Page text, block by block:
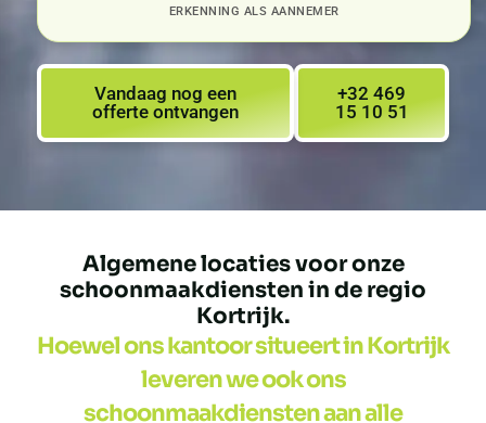
ERKENNING ALS AANNEMER
+32 469
15 10 51
Vandaag nog een
offerte ontvangen
Algemene locaties voor onze
schoonmaakdiensten in de regio
Kortrijk.
Hoewel ons kantoor situeert in Kortrijk
leveren we ook ons
schoonmaakdiensten aan alle